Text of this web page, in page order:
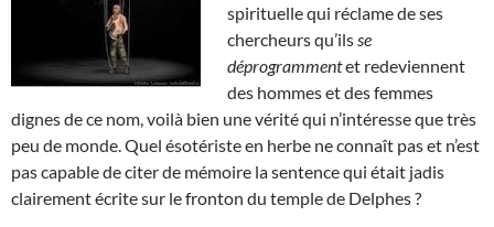
spirituelle qui réclame de ses
chercheurs qu’ils se
déprogrammentet redeviennent
des hommes et des femmes
dignes de ce nom, voilà bien une vérité qui n’intéresse que très
peu de monde. Quel ésotériste en herbe ne connaît pas et n’est
pas capable de citer de mémoire la sentence qui était jadis
clairement écrite sur le fronton du temple de Delphes ?